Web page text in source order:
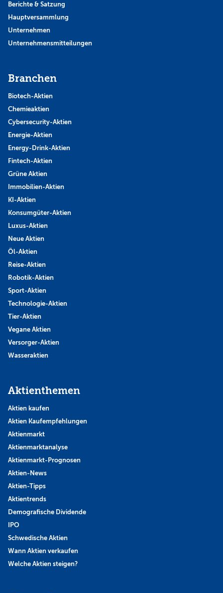
Berichte & Satzung
Hauptversammlung
Unternehmen
Unternehmensmitteilungen
Branchen
Biotech-Aktien
Chemieaktien
Cybersecurity-Aktien
Energie-Aktien
Energy-Drink-Aktien
Fintech-Aktien
Grüne Aktien
Immobilien-Aktien
KI-Aktien
Konsumgüter-Aktien
Luxus-Aktien
Neue Aktien
Öl-Aktien
Reise-Aktien
Robotik-Aktien
Sport-Aktien
Technologie-Aktien
Tier-Aktien
Vegane Aktien
Versorger-Aktien
Wasseraktien
Aktienthemen
Aktien kaufen
Aktien Kaufempfehlungen
Aktienmarkt
Aktienmarktanalyse
Aktienmarkt-Prognosen
Aktien-News
Aktien-Tipps
Aktientrends
Demografische Dividende
IPO
Schwedische Aktien
Wann Aktien verkaufen
Welche Aktien steigen?